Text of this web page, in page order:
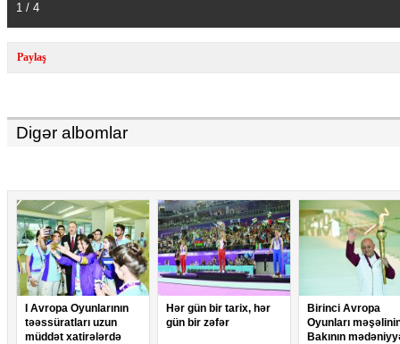
1 / 4
Paylaş
Digər albomlar
I Avropa Oyunlarının
təəssüratları uzun
müddət xatirələrdə
Hər gün bir tarix, hər
gün bir zəfər
Birinci Avropa
Oyunları
Bakının